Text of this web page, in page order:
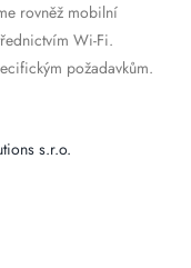
rovněž mobilní
Wi-Fi.
požadavkům.
s.r.o.